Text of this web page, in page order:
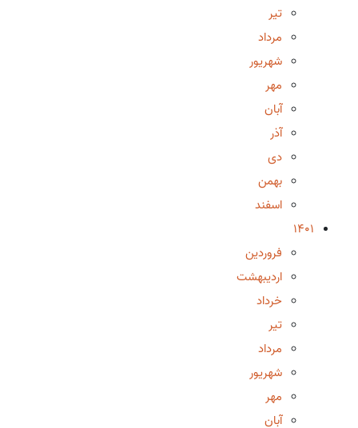
تیر
مرداد
شهریور
مهر
آبان
آذر
دی
بهمن
اسفند
1401
فروردین
اردیبهشت
خرداد
تیر
مرداد
شهریور
مهر
آبان